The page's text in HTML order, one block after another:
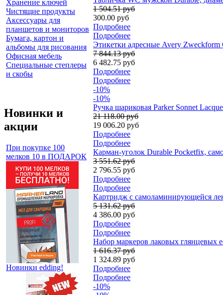
Хранение ключей
Чистящие продукты
Аксессуары для
планшетов и мониторов
Бумага, картон и
альбомы для рисования
Офисная мебель
Специальные степлеры
и скобы
Новинки и
акции
При покупке 100
мелков 10 в ПОДАРОК
Новинки edding!
1 504.51 руб
300.00 руб
Подробнее
Подробнее
Этикетки адресные Avery
7 844.13 руб
6 482.75 руб
Подробнее
Подробнее
-10%
-10%
Ручка шариковая Parker Sonnet
21 118.00 руб
19 006.20 руб
Подробнее
Подробнее
Карман-уголок Durable Pocketfix,
3 551.62 руб
2 796.55 руб
Подробнее
Подробнее
Картридж c самоламинирующейся
5 131.62 руб
4 386.00 руб
Подробнее
Подробнее
Набор маркеров лаковых глянцевых
1 616.37 руб
1 324.89 руб
Подробнее
Подробнее
-10%